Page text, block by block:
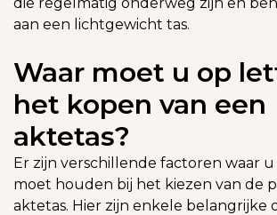
aan een lichtgewicht tas.
Waar moet u op
het kopen van een
aktetas?
Er zijn verschillende factoren waar
moet houden bij het kiezen van de
aktetas. Hier zijn enkele belangrijke